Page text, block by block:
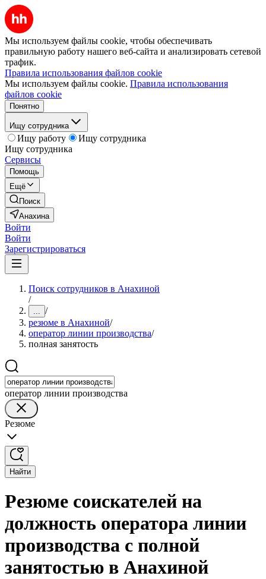
Мы используем файлы cookie, чтобы обеспечивать
правильную работу нашего веб-сайта и анализировать сетевой
трафик.
Правила использования файлов cookie
Мы используем файлы cookie. Правила использования
файлов cookie
Понятно
Ищу сотрудника
Ищу работу
Ищу сотрудника
Ищу сотрудника
Сервисы
Помощь
Ещё
Поиск
Анахина
Войти
Войти
Зарегистрироваться
Поиск сотрудников в Анахиной
/
... /
резюме в Анахиной/
оператор линии производства/
полная занятость
оператор линии производства
Резюме
Найти
Резюме соискателей на
должность оператора линии
производства с полной
занятостью в Анахиной